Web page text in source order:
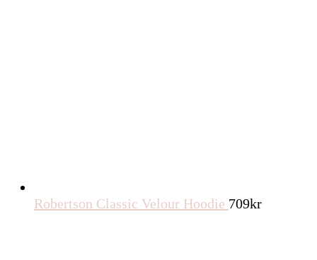
Robertson Classic Velour Hoodie 709kr